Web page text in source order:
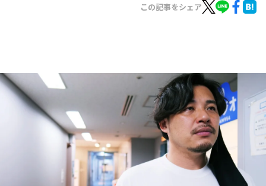
お知らせ
イベント・グッズ
YouTube
会社情報
この記事をシェア